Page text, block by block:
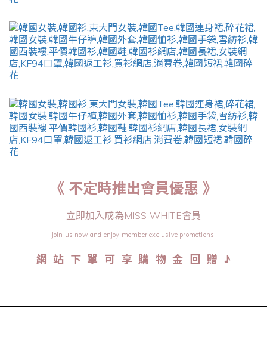
《 不定時推出會員優惠 》
立即加入成為MISS WHITE會員
Join us now and enjoy member exclusive promotions!
網 站 下 單 可 享 購 物 金 回 贈 ♪